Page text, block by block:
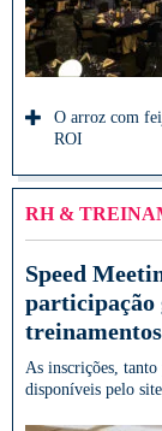
O arroz com
ROI
RH &
Speed
participação
treinamentos
As inscrições, tanto
disponíveis pelo